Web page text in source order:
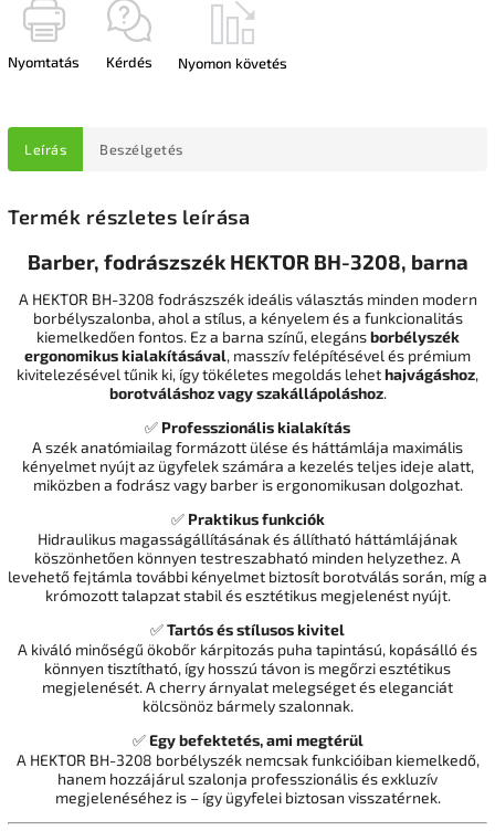
Nyomtatás Kérdés Nyomon követés
Leírás Beszélgetés
Termék részletes leírása
Barber, fodrászszék HEKTOR BH-3208, barna
A HEKTOR BH-3208 fodrászszék ideális választás minden modern
borbélyszalonba, ahol a stílus, a kényelem és a funkcionalitás
kiemelkedően fontos. Ez a barna színű, elegánsborbélyszék
ergonomikus kialakításával, masszív felépítésével és prémium
kivitelezésével tűnik ki, így tökéletes megoldás lehethajvágáshoz,
borotváláshoz vagy szakállápoláshoz.
✅ Professzionális kialakítás
A szék anatómiailag formázott ülése és háttámlája maximális
kényelmet nyújt az ügyfelek számára a kezelés teljes ideje alatt,
miközben a fodrász vagy barber is ergonomikusan dolgozhat.
✅ Praktikus funkciók
Hidraulikus magasságállításának és állítható háttámlájának
köszönhetően könnyen testreszabható minden helyzethez. A
levehető fejtámla további kényelmet biztosít borotválás során, míg a
krómozott talapzat stabil és esztétikus megjelenést nyújt.
✅Tartós és stílusos kivitel
A kiváló minőségű ökobőr kárpitozás puha tapintású, kopásálló és
könnyen tisztítható, így hosszú távon is megőrzi esztétikus
megjelenését. A cherry árnyalat melegséget és eleganciát
kölcsönöz bármely szalonnak.
✅ Egy befektetés, ami megtérül
A HEKTOR BH-3208 borbélyszék nemcsak funkcióiban kiemelkedő,
hanem hozzájárul szalonja professzionális és exkluzív
megjelenéséhez is – így ügyfelei biztosan visszatérnek.